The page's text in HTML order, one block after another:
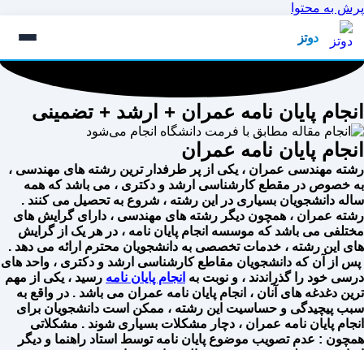
پرش به محتوا
دوتز
انجام پایان نامه عمران + ارشد + تضمینی
انجام پایان نامه عمران
رشته مهندسی عمران ، یکی از پر طرفدار ترین رشته های مهندسی ،
به خصوص در مقطع کارشناسی ارشد و دکتری ، می باشد که همه
ساله دانشجویان بسیاری در این رشته ، شروع به تحصیل می کنند .
رشته عمران ، همچون دیگر رشته های مهندسی ، دارای گرایش های
مختلفی می باشد که موسسه انجام پایان نامه ، در هر یک از گرایش
های این رشته ، خدمات تخصصی به دانشجویان محترم ارائه می دهد .
پس از آن که دانشجویان مقاطع کارشناسی ارشد و دکتری ، واحد های
درسی خود را گذراندند ، و نوبت به انجام پایان نامه رسید ، یکی از مهم
ترین دغدغه های آنان ، انجام پایان نامه عمران می باشد . در واقع به
سبب پیچیدگی و حساسیت این رشته ، ممکن است دانشجویان برای
انجام پایان نامه عمران ، دچار مشکلات بسیاری شوند .‌ مشکلاتی
همچون : عدم تصویب موضوع پایان نامه توسط استاد راهنما و دیگر